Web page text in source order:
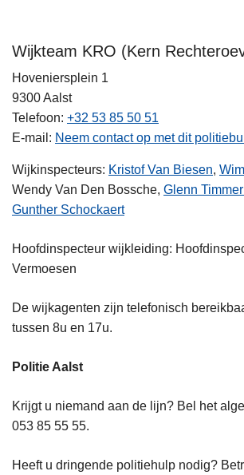
Wijkteam KRO (Kern
Hoveniersplein 1
9300Aalst
Telefoon +32 53 85 50 51
E-mail
Neem contact op met dit
Wijkinspecteurs: Kristof Van Biesen,
Wendy Van Den Bossche, Glenn
Gunther Schockaert
Hoofdinspecteur wijkleiding:
Vermoesen
De wijkagenten zijn telefonisch
tussen 8u en 17u.
Politie Aalst
Krijgt u niemand aan de lijn? Bel het
053 85 55 55.
Heeft u dringende politiehulp nodig?